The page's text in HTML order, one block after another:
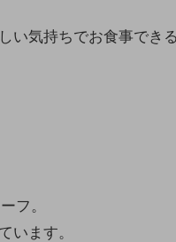
い気持ちでお食事でき
フ。
います。